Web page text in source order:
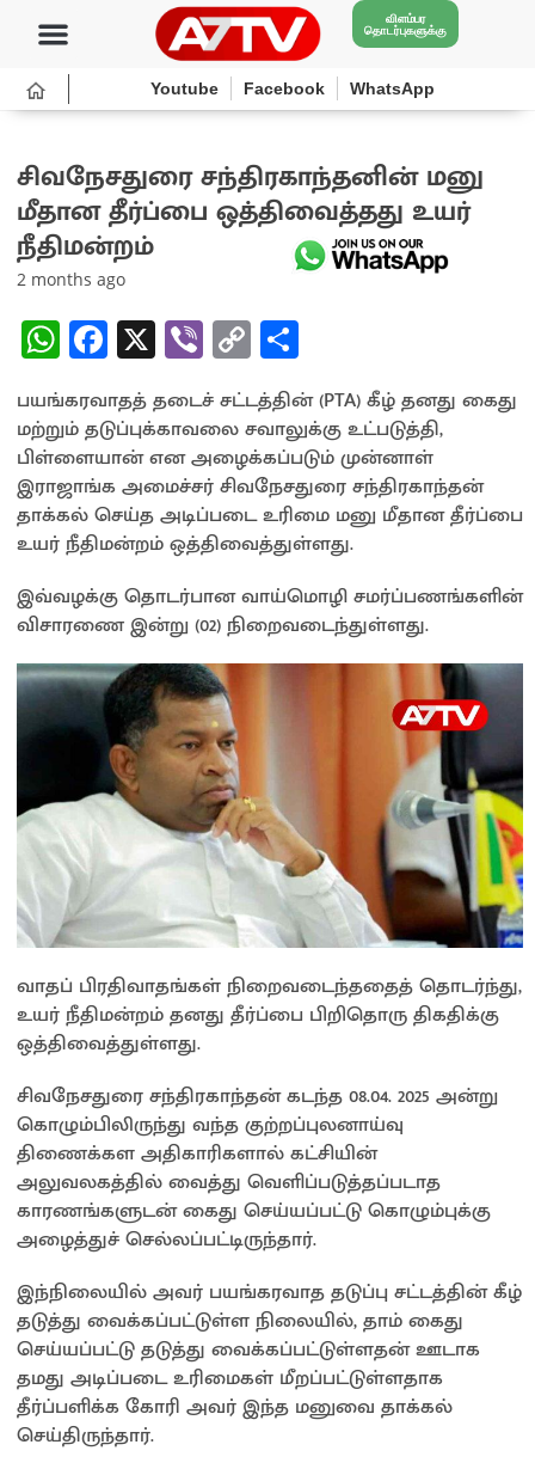
விளம்பர
தொடர்புகளுக்கு
Youtube Facebook WhatsApp
சிவநேசதுரை சந்திரகாந்தனின் மனு
மீதான தீர்ப்பை ஒத்திவைத்தது உயர்
நீதிமன்றம்
2 months ago
W
h
at
sA
p
p
Fa
ce
b
o
o
k
X Vi
b
er
C
o
py
Li
n
k
h
ar
e
பயங்கரவாதத் தடைச் சட்டத்தின் (PTA) கீழ் தனது கைது
மற்றும் தடுப்புக்காவலை சவாலுக்கு உட்படுத்தி,
பிள்ளையான் என அழைக்கப்படும் முன்னாள்
இராஜாங்க அமைச்சர் சிவநேசதுரை சந்திரகாந்தன்
தாக்கல் செய்த அடிப்படை உரிமை மனு மீதான தீர்ப்பை
உயர் நீதிமன்றம் ஒத்திவைத்துள்ளது.
இவ்வழக்கு தொடர்பான வாய்மொழி சமர்ப்பணங்களின்
விசாரணை இன்று (02) நிறைவடைந்துள்ளது.
வாதப் பிரதிவாதங்கள் நிறைவடைந்ததைத் தொடர்ந்து,
உயர் நீதிமன்றம் தனது தீர்ப்பை பிறிதொரு திகதிக்கு
ஒத்திவைத்துள்ளது.
சிவநேசதுரை சந்திரகாந்தன் கடந்த 08.04. 2025 அன்று
கொழும்பிலிருந்து வந்த குற்றப்புலனாய்வு
திணைக்கள அதிகாரிகளால் கட்சியின்
அலுவலகத்தில் வைத்து வெளிப்படுத்தப்படாத
காரணங்களுடன் கைது செய்யப்பட்டு கொழும்புக்கு
அழைத்துச் செல்லப்பட்டிருந்தார்.
இந்நிலையில் அவர் பயங்கரவாத தடுப்பு சட்டத்தின் கீழ்
தடுத்து வைக்கப்பட்டுள்ள நிலையில், தாம் கைது
செய்யப்பட்டு தடுத்து வைக்கப்பட்டுள்ளதன் ஊடாக
தமது அடிப்படை உரிமைகள் மீறப்பட்டுள்ளதாக
தீர்ப்பளிக்க கோரி அவர் இந்த மனுவை தாக்கல்
செய்திருந்தார்.